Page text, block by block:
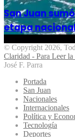
San Juan
etapa
© Copyright 2026,
Claridad - Para Leer la
José F. Parra
Portada
San Juan
Nacionales
Internacionales
Política y
Tecnología
Deportes